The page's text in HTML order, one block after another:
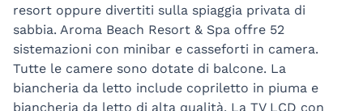
resort oppure divertiti sulla spiaggia privata di
sabbia. Aroma Beach Resort & Spa offre 52
sistemazioni con minibar e casseforti in camera.
Tutte le camere sono dotate di balcone. La
biancheria da letto include copriletto in piuma e
biancheria da letto di alta qualità. La TV LCD con